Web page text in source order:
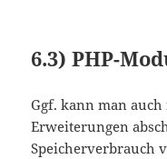
6.3)PHP-
Ggf. kann man auch
Erweiterungen
Speicherverbrauch